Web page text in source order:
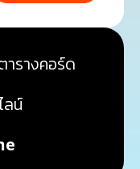
ารางคอร์ด
ลน์